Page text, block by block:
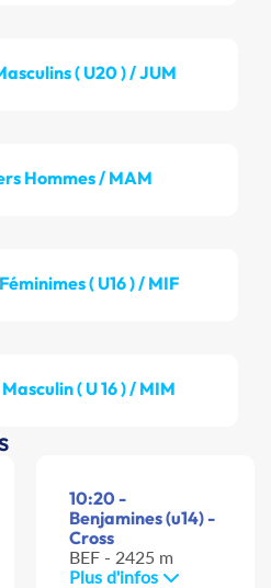
( U20 ) / JUM
Hommes / MAM
( U16 ) / MIF
( U 16 ) / MIM
10:20 -
Benjamines (u14) -
Cross
BEF - 2425 m
Plus d'infos